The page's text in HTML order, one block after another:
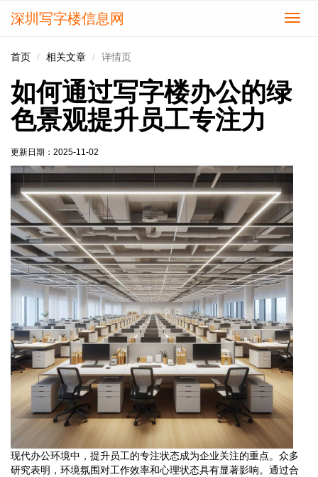
切
深圳写字楼信息网
首页 相关文章 详情页
如何通过写字楼办公的绿
色景观提升员工专注力
更新日期： 2025-11-02
现代办公环境中，提升员工的专注状态成为企业关注的重点。众多
研究表明，环境氛围对工作效率和心理状态具有显著影响。通过合